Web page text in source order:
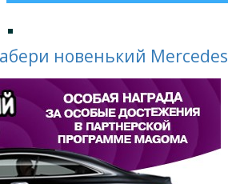
новенький Mercedes